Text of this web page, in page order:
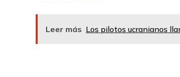
Leer más Los pilotos ucranianos